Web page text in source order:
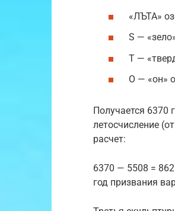
«ЛЪТА»
S —
Т —
О — «он»
Получается 6370
летосчисление
расчет:
6370 — 5508 =
год призвания